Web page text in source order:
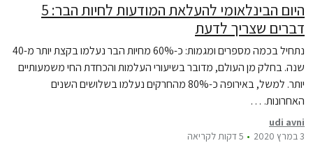
היום הבינלאומי להעלאת המודעות לחיות הבר: 5
דברים שצריך לדעת
נתחיל בכמה מספרים ומגמות: כ-60% מחיות הבר נעלמו בקצת יותר מ-40
שנה. בחלק מן העולם, מדובר בשיעורי העלמות והכחדת החי משמעותיים
יותר. למשל, באירופה כ-80% מהחרקים נעלמו בשלושים השנים
האחרונות. …
udi avni
3 במרץ 2020
5 דקות לקריאה